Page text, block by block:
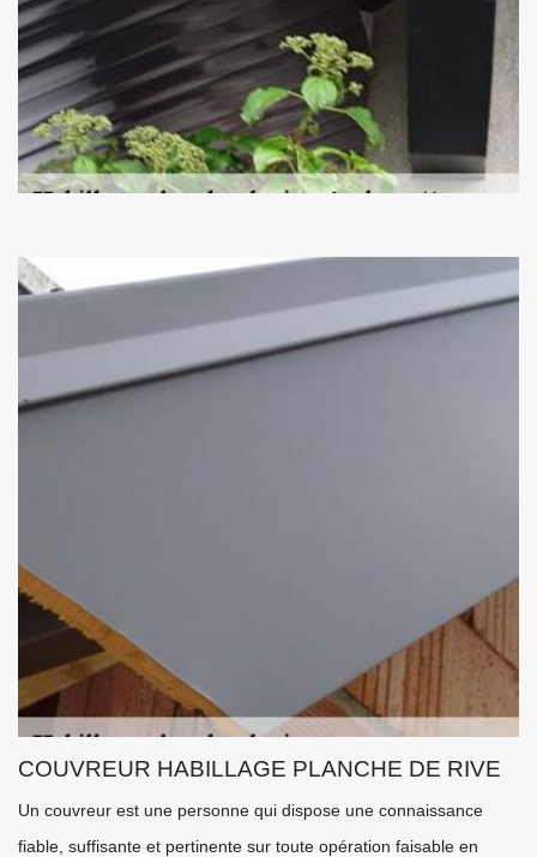
COUVREUR HABILLAGE PLANCHE DE RIVE
Un couvreur est une personne qui dispose une connaissance
fiable, suffisante et pertinente sur toute opération faisable en